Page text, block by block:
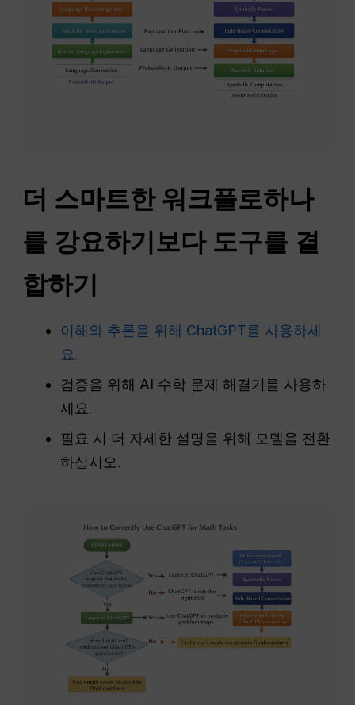
더 스마트한 워크플로하나
를 강요하기보다 도구를 결
합하기
이해와 추론을 위해 ChatGPT를 사용하세
요.
검증을 위해 AI 수학 문제 해결기를 사용하
세요.
필요 시 더 자세한 설명을 위해 모델을 전환
하십시오.